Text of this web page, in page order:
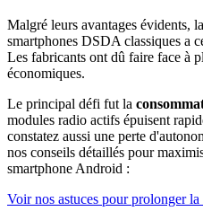
Malgré leurs avantages évidents,
smartphones DSDA classiques a
Les fabricants ont dû faire face à
économiques.
Le principal défi fut la
modules radio actifs épuisent
constatez aussi une perte
nos conseils détaillés pour
smartphone Android :
Voir nos astuces pour prolonger